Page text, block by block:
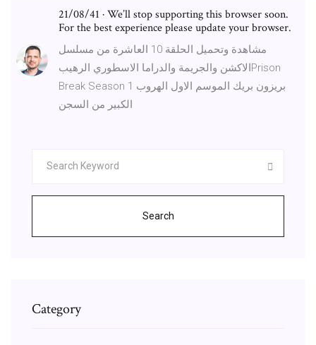
21/08/41 · We’ll stop supporting this browser soon.
For the best experience please update your browser.
مشاهدة وتحميل الحلقة 10 العاشرة من مسلسل
الاكشن والجريمة والدراما الاسطوري الرهيبPrison
Break Season 1 بريزون بريك الموسم الاول الهروب
الكبير من السجن
Search
Category